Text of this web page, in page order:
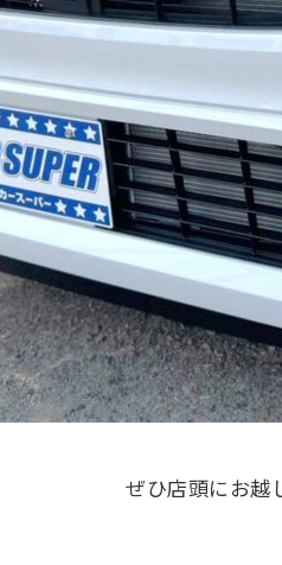
ぜひ店頭にお越